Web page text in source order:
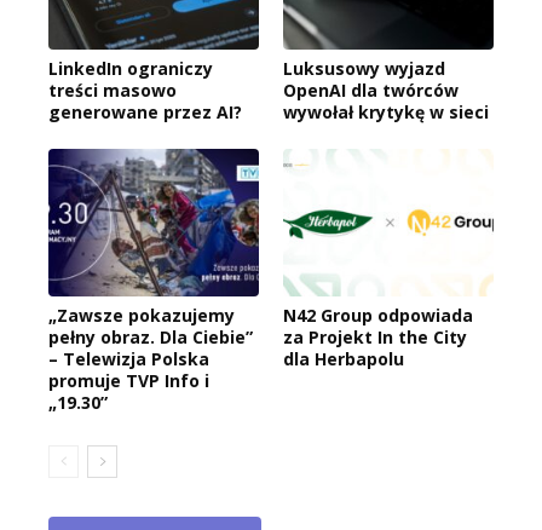
LinkedIn ograniczy
treści masowo
generowane przez AI?
Luksusowy wyjazd
OpenAI dla twórców
wywołał krytykę w sieci
„Zawsze pokazujemy
pełny obraz. Dla Ciebie”
– Telewizja Polska
promuje TVP Info i
„19.30”
N42 Group odpowiada
za Projekt In the City
dla Herbapolu